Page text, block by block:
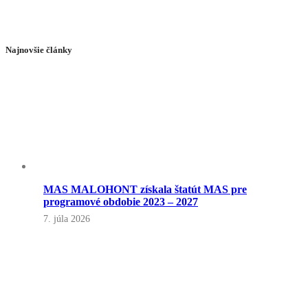
Najnovšie články
MAS MALOHONT získala štatút MAS pre
programové obdobie 2023 – 2027
7. júla 2026